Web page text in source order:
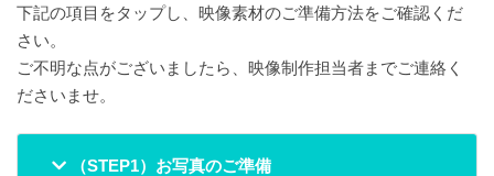
下記の項目をタップし、映像素材のご準備方法をご確認くだ
さい。
ご不明な点がございましたら、映像制作担当者までご連絡く
ださいませ。
（STEP1）お写真のご準備